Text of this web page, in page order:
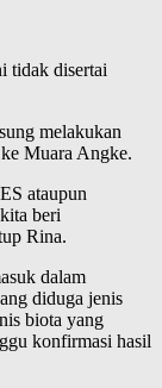
tidak disertai
melakukan
Muara Angke.
ataupun
beri
Rina.
dalam
diduga jenis
biota yang
konfirmasi hasil